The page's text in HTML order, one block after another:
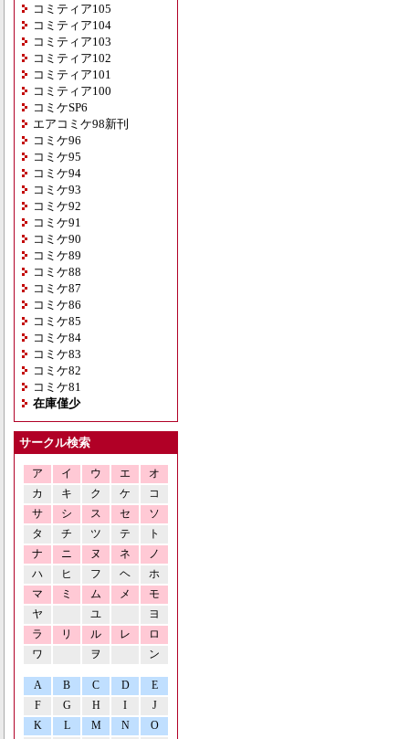
コミティア105
コミティア104
コミティア103
コミティア102
コミティア101
コミティア100
コミケSP6
エアコミケ98新刊
コミケ96
コミケ95
コミケ94
コミケ93
コミケ92
コミケ91
コミケ90
コミケ89
コミケ88
コミケ87
コミケ86
コミケ85
コミケ84
コミケ83
コミケ82
コミケ81
在庫僅少
サークル検索
ア イ ウ エ
オ
カ
キ ク ケ
コ
サ
シ ス セ
ソ
タ
チ ツ テ
ト
ナ
ニ ヌ ネ
ノ
ハ
ヒ フ ヘ
ホ
マ
ミ ム メ
モ
ヤ
ユ
ヨ
ラ
リ ル レ
ロ
ワ
ヲ ン
A B C D
E
F
G H I
J
K
L M N O